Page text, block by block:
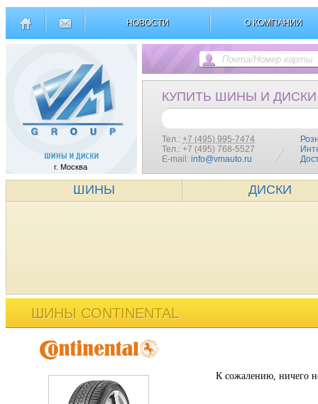
НОВОСТИ О КОМПАНИИ
г. Москва
КУПИТЬ ШИНЫ И ДИСКИ
Тел.: +7 (495) 995-7474
Тел.: +7 (495) 768-5527
E-mail: info@vmauto.ru
ШИНЫ ДИСКИ
ШИНЫ CONTINENTAL
К сожалению, ничего